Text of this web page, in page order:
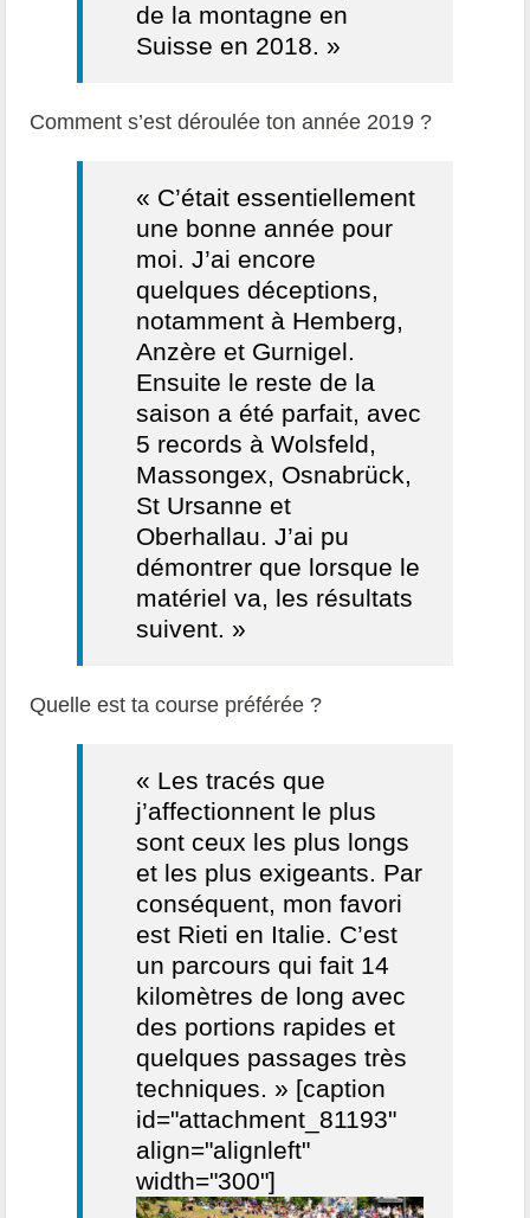
de la montagne en
Suisse en 2018. »
Comment s’est déroulée ton année 2019 ?
« C’était essentiellement
une bonne année pour
moi. J’ai encore
quelques déceptions,
notamment à Hemberg,
Anzère et Gurnigel.
Ensuite le reste de la
saison a été parfait, avec
5 records à Wolsfeld,
Massongex, Osnabrück,
St Ursanne et
Oberhallau. J’ai pu
démontrer que lorsque le
matériel va, les résultats
suivent. »
Quelle est ta course préférée ?
« Les tracés que
j’affectionnent le plus
sont ceux les plus longs
et les plus exigeants. Par
conséquent, mon favori
est Rieti en Italie. C’est
un parcours qui fait 14
kilomètres de long avec
des portions rapides et
quelques passages très
techniques. » [caption
id="attachment_81193"
align="alignleft"
width="300"]